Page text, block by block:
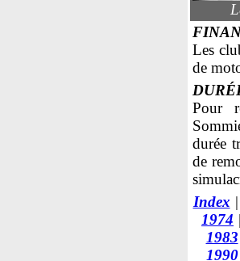
Les
de
Pour
durée
de
Index |
1974 |
1983
1990